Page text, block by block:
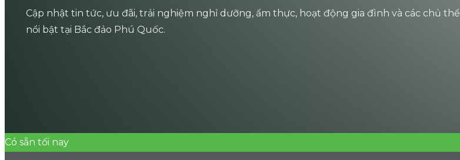
Cập nhật tin tức, ưu đãi, trải nghiệm nghỉ dưỡng, ẩm thực, hoạt động gia đình và các chủ thể
nổi bật tại Bắc đảo Phú Quốc.
Có sẵn tối nay